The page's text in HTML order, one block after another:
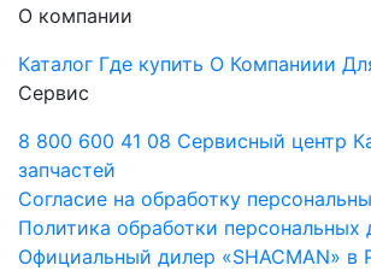
О компании
Каталог Где купить О Компаниии
Сервис
8 800 600 41 08 Сервисный центр
запчастей
Согласие на обработку
Политика обработки персональных
Официальный дилер «SHACMAN» в